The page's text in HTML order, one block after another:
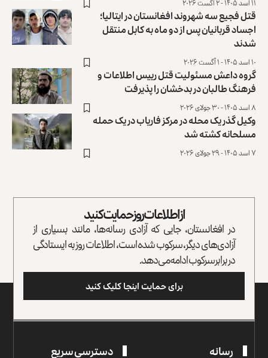
۱۱ اسد ۱۴۰۵ - ۲ آگست ۲۰۲۶
قتل فجیع سه شهروند افغانستان در ایتالیا؛
اجساد قربانیان پس از دو ماه به کابل منتقل
شدند
۱۰ اسد ۱۴۰۵ - ۱ آگست ۲۰۲۶
گروه داعش مسئولیت قتل رییس اطلاعات و
فرهنگ طالبان در بدخشان را ‏پذیرفت
۸ اسد ۱۴۰۵ - ۳۰ جولای ۲۰۲۶
وکیل گذر یک محله در مرکز فاریاب در یک حمله
مسلحانه کشته شد
۷ اسد ۱۴۰۵ - ۲۹ جولای ۲۰۲۶
از اطلاعات روز حمایت کنید
در افغانستان، جایی که آزادی رسانه‌ها، مانند بسیاری از
آزادی‌های دیگر، سرکوب شده است، اطلاعات روز به ایستادگی
در برابر سرکوب ادامه می‌دهد.
برای حمایت اینجا کلیک کنید
رسانه دسترسی سریع